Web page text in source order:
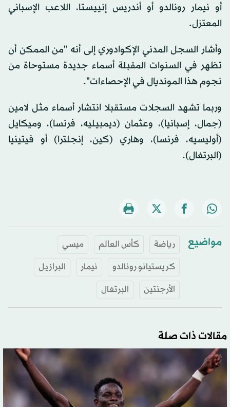
أو نيمار رونالدو أو أندريس إنييستا، اللاعب الإسباني
المعتزل.
وأشار السجل المدني الإكوادوري إلى أنه "من الممكن أن
تظهر في السنوات المقبلة أسماء جديدة مستوحاة من
نجوم هذا المونديال في الإحصاءات".
وربما تشهد السجلات مستقبلا انتشار أسماء مثل لامين
(جمال، إسبانيا)، وعثمان (ديمبيليه، فرنسا)، وميكايل
(أوليسيه، فرنسا)، وهاري (كين، إنجلترا) أو فيتينيا
(البرتغال).
مواضيع رياضة كأس العالم
ميسي
كريستيانو رونالدو
نيمار
البرازيل
الأرجنتين
البرتغال
مقالات ذات صلة